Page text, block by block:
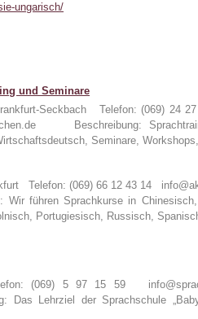
ungarisch/
und Seminare
Seckbach Telefon: (069) 24
Beschreibung:
Seminare,
Telefon: (069) 66 12 43 14
führen Sprachkurse in Chinesisch,
Portugiesisch, Russisch,
(069) 5 97 15 59
Lehrziel der Sprachschule